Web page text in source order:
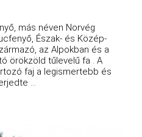
más néven Norvég
Észak- és Közép-
az Alpokban és a
örökzöld tűlevelű fa . A
faj a legismertebb és
...